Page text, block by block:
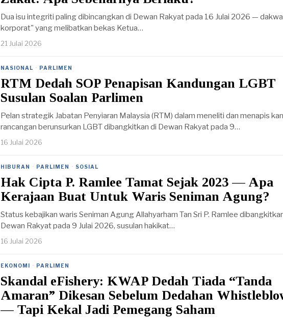
Dua isu integriti paling dibincangkan di Dewan Rakyat pada 16 Julai 2026 —
korporat" yang melibatkan bekas Ketua…
21 Julai 2026
NASIONAL · PARLIMEN
RTM Dedah SOP Penapisan Kandungan LGBT
Susulan Soalan Parlimen
Pelan strategik Jabatan Penyiaran Malaysia (RTM) dalam meneliti dan menapis
rancangan berunsurkan LGBT dibangkitkan di Dewan Rakyat pada 9…
16 Julai 2026
HIBURAN · PARLIMEN · SOSIAL
Hak Cipta P. Ramlee Tamat Sejak 2023 — Apa
Kerajaan Buat Untuk Waris Seniman Agung?
Status kebajikan waris Seniman Agung Allahyarham Tan Sri P. Ramlee
Dewan Rakyat pada 9 Julai 2026, susulan hakikat…
16 Julai 2026
EKONOMI · PARLIMEN
Skandal eFishery: KWAP Dedah Tiada “Tanda
Amaran” Dikesan Sebelum Dedahan
— Tapi Kekal Jadi Pemegang Saham